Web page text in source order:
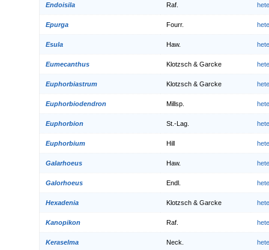
Endoisila Raf.
Epurga Fourr.
Esula Haw.
Eumecanthus Klotzsch & Garcke
Euphorbiastrum Klotzsch & Garcke
Euphorbiodendron Millsp.
Euphorbion St.-Lag.
Euphorbium Hill
Galarhoeus Haw.
Galorhoeus Endl.
Hexadenia Klotzsch & Garcke
Kanopikon Raf.
Keraselma Neck.